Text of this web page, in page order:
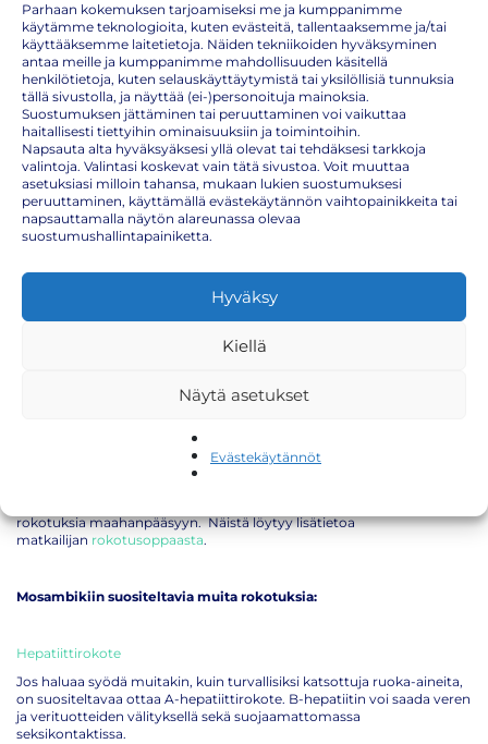
Parhaan kokemuksen tarjoamiseksi me ja kumppanimme
käytämme teknologioita, kuten evästeitä, tallentaaksemme ja/tai
käyttääksemme laitetietoja. Näiden tekniikoiden hyväksyminen
antaa meille ja kumppanimme mahdollisuuden käsitellä
henkilötietoja, kuten selauskäyttäytymistä tai yksilöllisiä tunnuksia
tällä sivustolla, ja näyttää (ei-)personoituja mainoksia.
Suostumuksen jättäminen tai peruuttaminen voi vaikuttaa
haitallisesti tiettyihin ominaisuuksiin ja toimintoihin.
Napsauta alta hyväksyäksesi yllä olevat tai tehdäksesi tarkkoja
valintoja. Valintasi koskevat vain tätä sivustoa. Voit muuttaa
asetuksiasi milloin tahansa, mukaan lukien suostumuksesi
peruuttaminen, käyttämällä evästekäytännön vaihtopainikkeita tai
napsauttamalla näytön alareunassa olevaa
suostumushallintapainiketta.
Hyväksy
Kiellä
Näytä asetukset
Evästekäytännöt
Mosambik
Afrikkaan matkaavan on huolehdittava, että yleisen rokotusohjelman
mukaiset rokotukset ovat kunnossa:
Tetanus(jäykkäkouristus-, kurkkumätä- hinkuyskärokote)
(tuhkarokko-, sikotauti-, vihurirokkorokote)
(COVID-19)
rokotuksia maahanpääsyyn. Näistä löytyy lisätietoa
matkailijan rokotusoppaasta.
Mosambikiin suositeltavia muita rokotuksia:
Hepatiittirokote
Jos haluaa syödä muitakin, kuin turvallisiksi katsottuja ruoka-aineita,
on suositeltavaa ottaa A-hepatiittirokote. B-hepatiitin voi saada veren
ja verituotteiden välityksellä sekä suojaamattomassa
seksikontaktissa.